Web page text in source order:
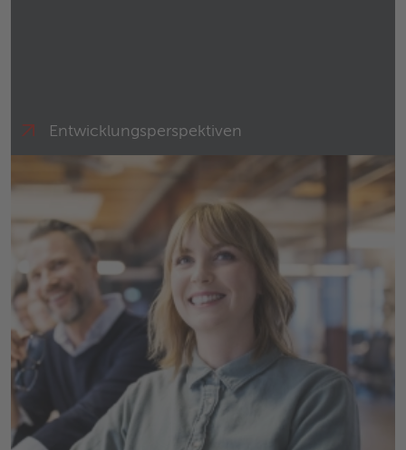
Entwicklungs­perspektiven